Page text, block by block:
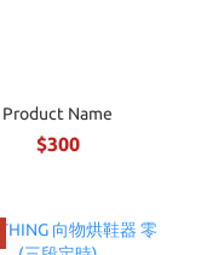
Product Name
$300